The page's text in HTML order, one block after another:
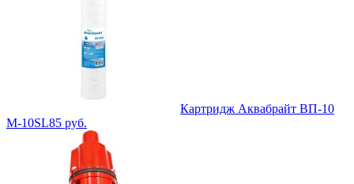
Картридж Аквабрайт ВП-10
М-10SL85 руб.